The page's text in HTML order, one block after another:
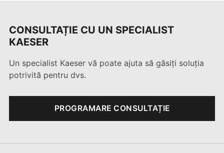
CONSULTAȚIE CU UN SPECIALIST
KAESER
Un specialist Kaeser vă poate ajuta să găsiți soluția
potrivită pentru dvs.
PROGRAMARE CONSULTAȚIE